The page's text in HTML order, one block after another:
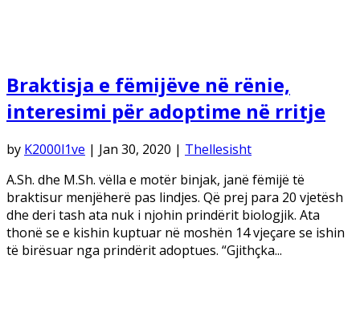
Braktisja e fëmijëve në rënie,
interesimi për adoptime në rritje
by K2000l1ve | Jan 30, 2020 | Thellesisht
A.Sh. dhe M.Sh. vëlla e motër binjak, janë fëmijë të
braktisur menjëherë pas lindjes. Që prej para 20 vjetësh
dhe deri tash ata nuk i njohin prindërit biologjik. Ata
thonë se e kishin kuptuar në moshën 14 vjeçare se ishin
të birësuar nga prindërit adoptues. “Gjithçka...